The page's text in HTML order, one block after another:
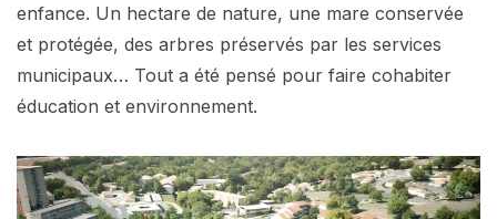
enfance. Un hectare de nature, une mare conservée
et protégée, des arbres préservés par les services
municipaux… Tout a été pensé pour faire cohabiter
éducation et environnement.